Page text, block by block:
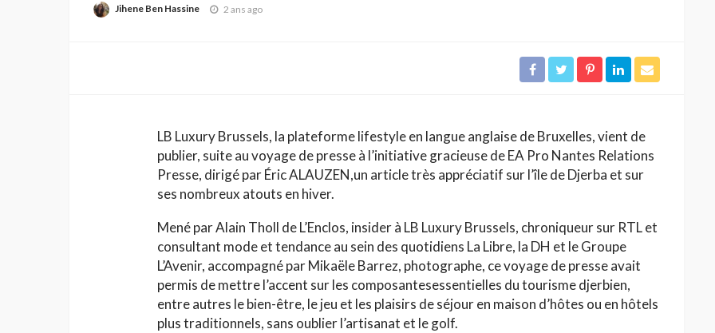
Jihene Ben Hassine 2 ans ago
LB Luxury Brussels, la plateforme lifestyle en langue anglaise de Bruxelles, vient de
publier, suite au voyage de presse à l’initiative gracieuse de EA Pro Nantes Relations
Presse, dirigé par Éric ALAUZEN,un article très appréciatif sur l’île de Djerba et sur
ses nombreux atouts en hiver.
Mené par Alain Tholl de L’Enclos, insider à LB Luxury Brussels, chroniqueur sur RTL et
consultant mode et tendance au sein des quotidiens La Libre, la DH et le Groupe
L’Avenir, accompagné par Mikaële Barrez, photographe, ce voyage de presse avait
permis de mettre l’accent sur les composantesessentielles du tourisme djerbien,
entre autres le bien-être, le jeu et les plaisirs de séjour en maison d’hôtes ou en hôtels
plus traditionnels, sans oublier l’artisanat et le golf.